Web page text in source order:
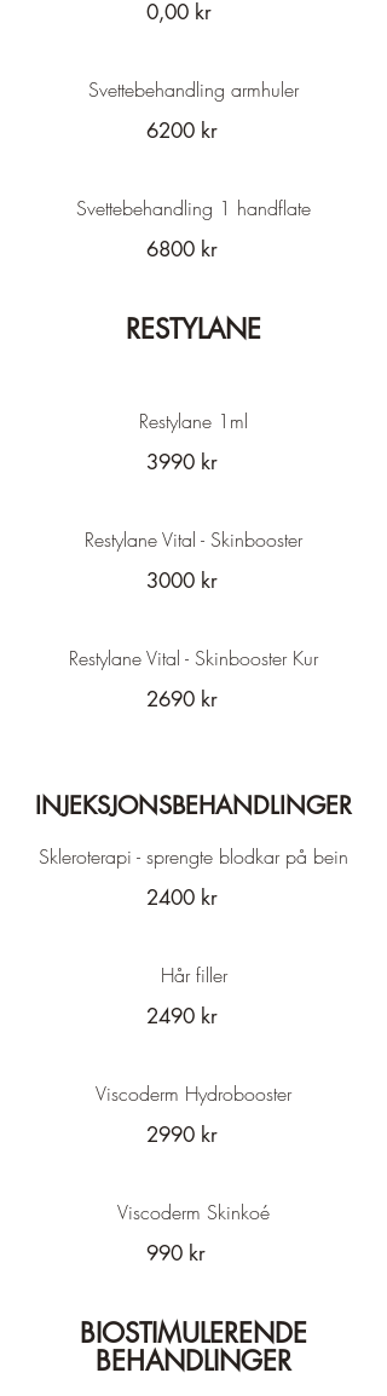
0,00 kr
Svettebehandling armhuler
6200 kr
Svettebehandling 1 handflate
6800 kr
RESTYLANE
Restylane 1ml
3990 kr
Restylane Vital - Skinbooster
3000 kr
Restylane Vital - Skinbooster Kur
2690 kr
INJEKSJONSBEHANDLINGER
Skleroterapi - sprengte blodkar på bein
2400 kr
Hår filler
2490 kr
Viscoderm Hydrobooster
2990 kr
Viscoderm Skinkoé
990 kr
BIOSTIMULERENDE
BEHANDLINGER